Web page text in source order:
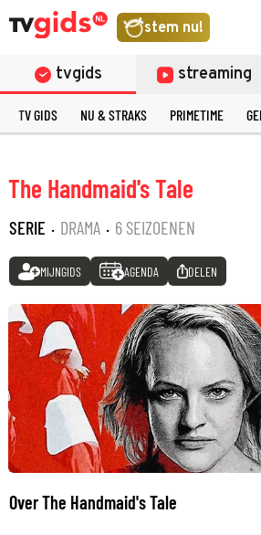
stem nu!
tvgids streaming
TV GIDS NU & STRAKS PRIMETIME
The Handmaid's Tale
SERIE · DRAMA · 6 SEIZOENEN
MIJNGIDS AGENDA DELEN
Over The Handmaid's Tale